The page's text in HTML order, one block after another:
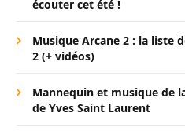
écouter cet été !
Musique Arcane 2 : la liste
2 (+ vidéos)
Mannequin et musique de
de Yves Saint Laurent